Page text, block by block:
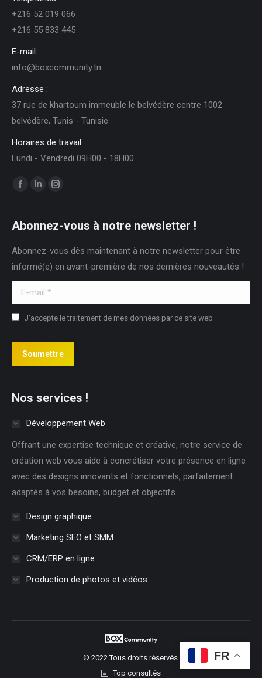
+216 52 019 066
+216 55 833 445
E-mail:
info@boxcommunity.tn
Adresse :
37 rue de khartoum immeuble le belvédère centre 1002
belvédère, Tunis - Tunisie
Horaires de travail
Lundi - Vendredi 09H00 - 18H00
Trouvez nous sur :
Facebook
opens
new
window
LinkedIn
opens
new
window
Instagram
opens
new
window
Abonnez-vous à notre newsletter !
Abonnez-vous dès maintenant à notre newsletter pour être
informé(e) en avant-première de nos dernières nouveautés !
E-mail *
J'accepte le traitement de mes données par ce site web
Soumettre
Nos services !
Développement Web
Offrant une expertise technique et créative, notre service de
création web vous aide à concrétiser votre présence en ligne
avec des designs innovants et fonctionnels, parfaitement
adaptés à vos besoins, budget et objectifs
Design graphique
Marketing SEO et SMM
CRM/ERP en ligne
Production de photos et vidéos
© 2022 Tous droits réservés.
Top consultés
FR